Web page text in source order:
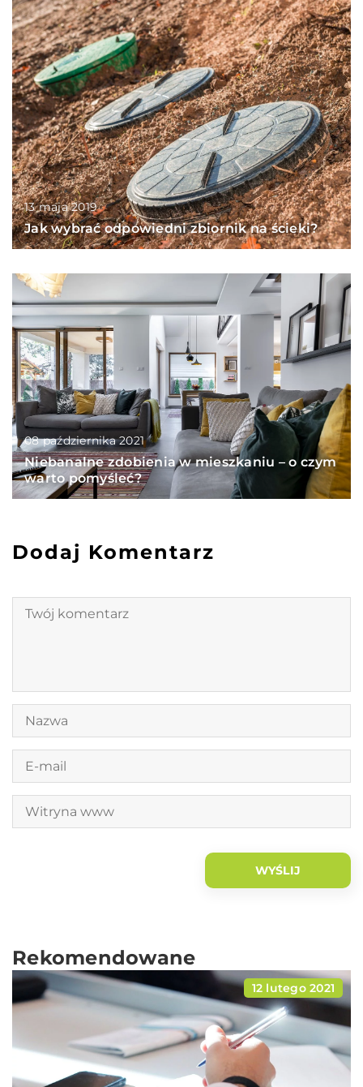
13 maja 2019
Jak wybrać odpowiedni zbiornik na ścieki?
08 października 2021
Niebanalne zdobienia w mieszkaniu – o czym
warto pomyśleć?
Dodaj Komentarz
Rekomendowane
12 lutego 2021